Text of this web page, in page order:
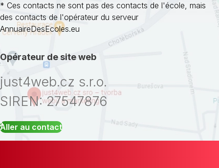
* Ces contacts ne sont pas des contacts de l'école, mais
des contacts de l'opérateur du serveur
AnnuaireDesEcoles.eu
Opérateur de site web
just4web.cz s.r.o.
SIREN: 27547876
Aller au contact